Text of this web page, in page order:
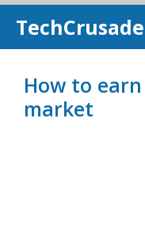
Skip
How to
market